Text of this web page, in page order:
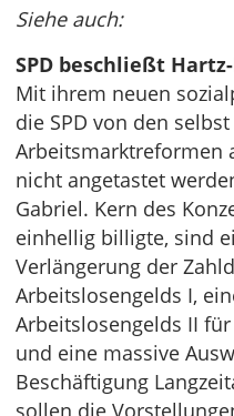
Siehe auch:
SPD beschließt
Mit ihrem neuen
die SPD von den
Arbeitsmarktreformen
nicht angetastet
Gabriel. Kern des
einhellig billigte, sind
Verlängerung der
Arbeitslosengelds I,
Arbeitslosengelds II
und eine massive
Beschäftigung
sollen die